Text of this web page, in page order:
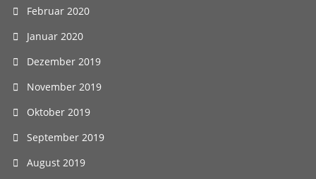
Februar 2020
Januar 2020
Dezember 2019
November 2019
Oktober 2019
September 2019
August 2019